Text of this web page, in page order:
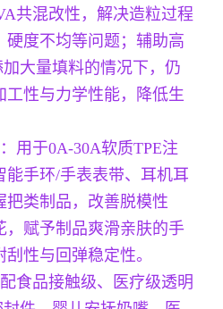
共混改性，解决造粒过程
硬度不均等问题；辅助高
大量填料的情况下，仍
工性与力学性能，降低生
：用于0A-30A软质TPE注
能手环/手表表带、耳机耳
把类制品，改善脱模性
，赋予制品爽滑亲肤的手
性与回弹稳定性。
食品接触级、医疗级透明